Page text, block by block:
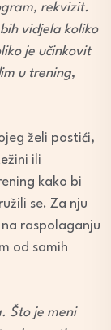
rekvizit.
vidjela koliko
je učinkovit
u trening,
želi postići,
ili
kako bi
se. Za nju
raspolaganju
od samih
Što je meni